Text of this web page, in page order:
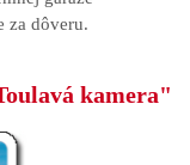
za dôveru.
kamera"